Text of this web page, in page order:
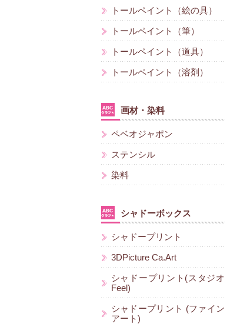
トールペイント（絵の具）
トールペイント（筆）
トールペイント（道具）
トールペイント（溶剤）
画材・染料
ペベオジャポン
ステンシル
染料
シャドーボックス
シャドープリント
3DPicture Ca.Art
シャドープリント(スタジオ
Feel)
シャドープリント (ファイン
アート)